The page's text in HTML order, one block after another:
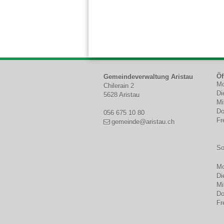
Footer
Gemeindeverwaltung Aristau
Chilerain 2
5628 Aristau
056 675 10 80
gemeinde@aristau.ch